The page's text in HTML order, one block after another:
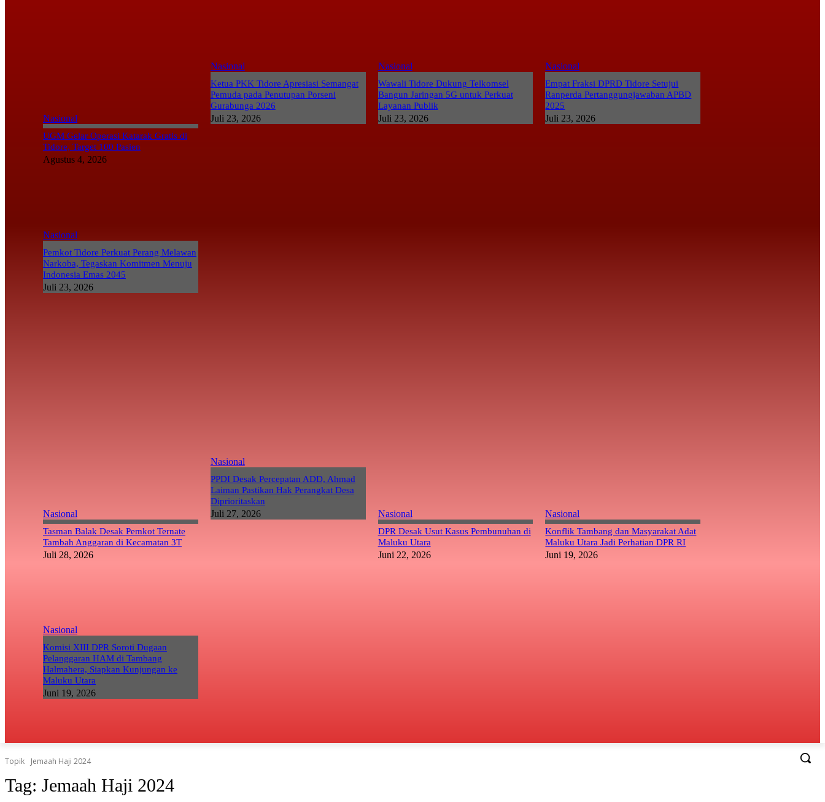
Nasional
UGM Gelar Operasi Katarak Gratis di
Tidore, Target 100 Pasien
Agustus 4, 2026
Nasional
Ketua PKK Tidore Apresiasi Semangat
Pemuda pada Penutupan Porseni
Gurabunga 2026
Juli 23, 2026
Nasional
Wawali Tidore Dukung Telkomsel
Bangun Jaringan 5G untuk Perkuat
Layanan Publik
Juli 23, 2026
Nasional
Empat Fraksi DPRD Tidore Setujui
Ranperda Pertanggungjawaban APBD
2025
Juli 23, 2026
Nasional
Pemkot Tidore Perkuat Perang Melawan
Narkoba, Tegaskan Komitmen Menuju
Indonesia Emas 2045
Juli 23, 2026
Nasional
Tasman Balak Desak Pemkot Ternate
Tambah Anggaran di Kecamatan 3T
Juli 28, 2026
Nasional
PPDI Desak Percepatan ADD, Ahmad
Laiman Pastikan Hak Perangkat Desa
Diprioritaskan
Juli 27, 2026 Nasional
DPR Desak Usut Kasus Pembunuhan di
Maluku Utara
Juni 22, 2026
Nasional
Konflik Tambang dan Masyarakat Adat
Maluku Utara Jadi Perhatian DPR RI
Juni 19, 2026
Nasional
Komisi XIII DPR Soroti Dugaan
Pelanggaran HAM di Tambang
Halmahera, Siapkan Kunjungan ke
Maluku Utara
Juni 19, 2026
Topik Jemaah Haji 2024
Tag: Jemaah Haji 2024